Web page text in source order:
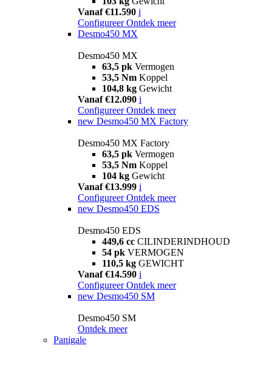
Vanaf €11.590 i
Configureer Ontdek meer
Desmo450 MX
Desmo450 MX
63,5 pk Vermogen
53,5 Nm Koppel
104,8 kg Gewicht
Vanaf €12.090 i
Configureer Ontdek meer
new Desmo450 MX Factory
Desmo450 MX Factory
63,5 pk Vermogen
53,5 Nm Koppel
104 kg Gewicht
Vanaf €13.999 i
Configureer Ontdek meer
new Desmo450 EDS
Desmo450 EDS
449,6 cc CILINDERINDHOUD
54 pk VERMOGEN
110,5 kg GEWICHT
Vanaf €14.590 i
Configureer Ontdek meer
new Desmo450 SM
Desmo450 SM
Ontdek meer
Panigale